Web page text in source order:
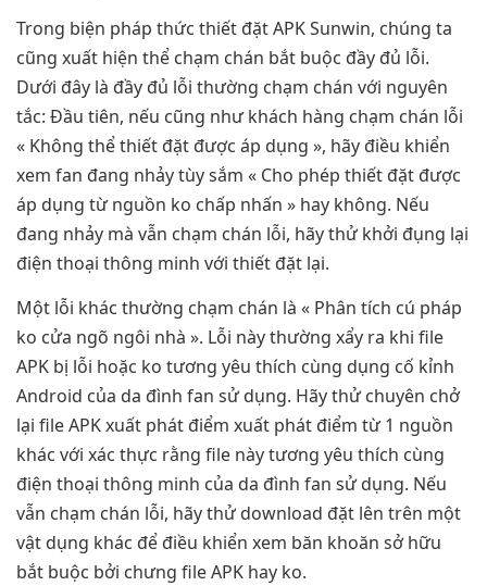
Trong biện pháp thức thiết đặt APK Sunwin, chúng ta
cũng xuất hiện thể chạm chán bắt buộc đầy đủ lỗi.
Dưới đây là đầy đủ lỗi thường chạm chán với nguyên
tắc: Đầu tiên, nếu cũng như khách hàng chạm chán lỗi
« Không thể thiết đặt được áp dụng », hãy điều khiển
xem fan đang nhảy tùy sắm « Cho phép thiết đặt được
áp dụng từ nguồn ko chấp nhấn » hay không. Nếu
đang nhảy mà vẫn chạm chán lỗi, hãy thử khởi đụng lại
điện thoại thông minh với thiết đặt lại.
Một lỗi khác thường chạm chán là « Phân tích cú pháp
ko cửa ngõ ngôi nhà ». Lỗi này thường xẩy ra khi file
APK bị lỗi hoặc ko tương yêu thích cùng dụng cố kỉnh
Android của da đình fan sử dụng. Hãy thử chuyên chở
lại file APK xuất phát điểm xuất phát điểm từ 1 nguồn
khác với xác thực rằng file này tương yêu thích cùng
điện thoại thông minh của da đình fan sử dụng. Nếu
vẫn chạm chán lỗi, hãy thử download đặt lên trên một
vật dụng khác để điều khiển xem băn khoăn sở hữu
bắt buộc bởi chưng file APK hay ko.